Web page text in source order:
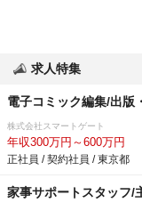
求人特集
電子コミック編集/出版
株式会社スマートゲート
年収300万円～600万円
正社員 / 契約社員 / 東京都
家事サポートスタッフ/